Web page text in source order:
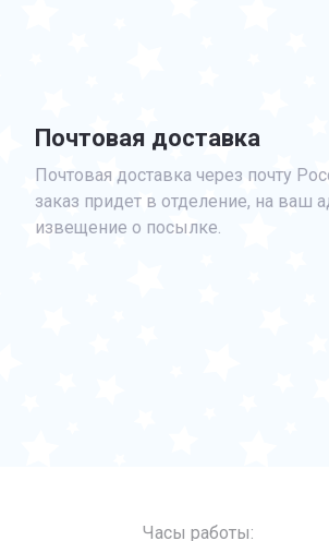
Почтовая доставка
Почтовая доставка через почту
заказ придет в отделение, на ваш
извещение о посылке.
Часы работы: